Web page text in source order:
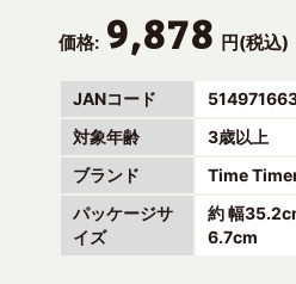
価格: 9,878 円(税込)
JANコード
対象年齢
3歳以上
ブランド
Time
パッケージサ
イズ
約 幅
6.7cm